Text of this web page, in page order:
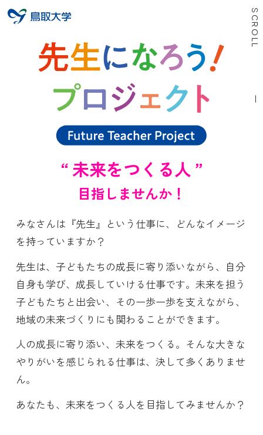
“ 未来をつくる人 ”
目指しませんか！
みなさんは『先生』という仕事に、どんなイメージ
を持っていますか？
先生は、子どもたちの成長に寄り添いながら、自分
自身も学び、成長していける仕事です。未来を担う
子どもたちと出会い、その一歩一歩を支えながら、
地域の未来づくりにも関わることができます。
人の成長に寄り添い、未来をつくる。そんな大きな
やりがいを感じられる仕事は、決して多くありませ
ん。
あなたも、未来をつくる人を目指してみませんか？
SCROLL